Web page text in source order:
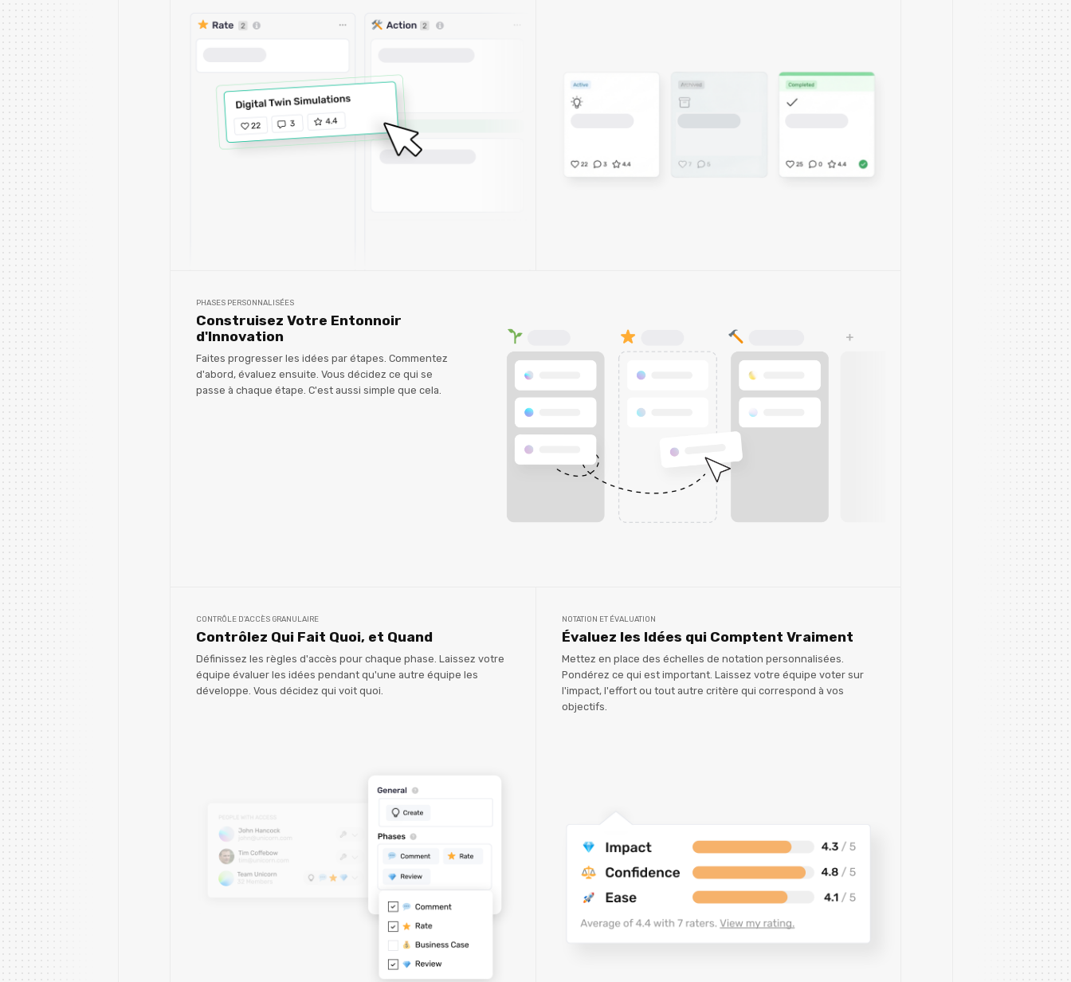
PHASES PERSONNALISÉES
Construisez Votre Entonnoir
d'Innovation
Faites progresser les idées par étapes. Commentez
d'abord, évaluez ensuite. Vous décidez ce qui se
passe à chaque étape. C'est aussi simple que cela.
CONTRÔLE D'ACCÈS GRANULAIRE
Contrôlez Qui Fait Quoi, et Quand
Définissez les règles d'accès pour chaque phase. Laissez votre
équipe évaluer les idées pendant qu'une autre équipe les
développe. Vous décidez qui voit quoi.
NOTATION ET ÉVALUATION
Évaluez les Idées qui Comptent Vraiment
Mettez en place des échelles de notation personnalisées.
Pondérez ce qui est important. Laissez votre équipe voter sur
l'impact, l'effort ou tout autre critère qui correspond à vos
objectifs.